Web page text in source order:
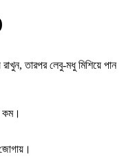
তারপর লেবু-মধু মিশিয়ে পান
কম।